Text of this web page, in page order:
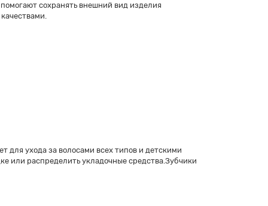
сохранять внешний вид изделия
для ухода за волосами всех типов и детскими
или распределить укладочные средства.Зубчики